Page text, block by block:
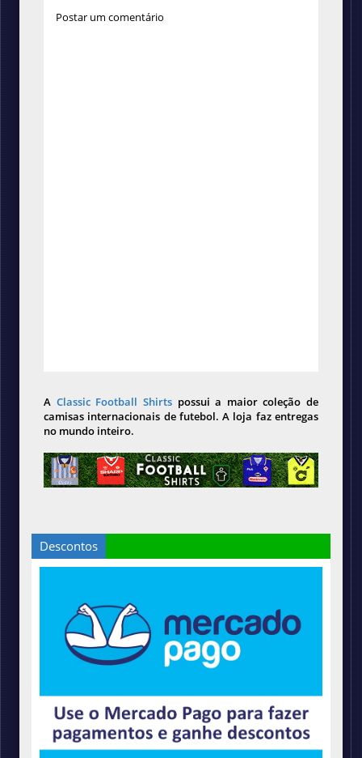
Postar um comentário
A Classic Football Shirts possui a maior coleção de
camisas internacionais de futebol. A loja faz entregas
no mundo inteiro.
Descontos